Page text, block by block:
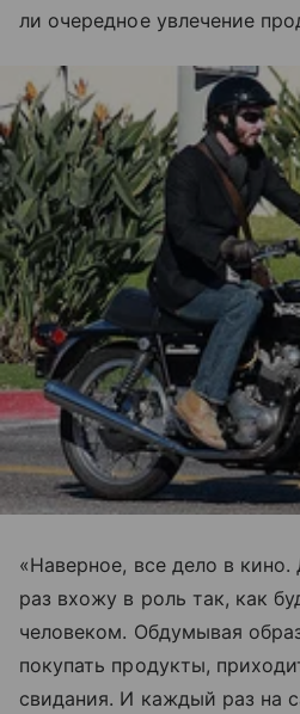
ли очередное увлечение
«Наверное, все дело в
раз вхожу в роль так, как
человеком. Обдумывая
покупать продукты,
свидания. И каждый раз на